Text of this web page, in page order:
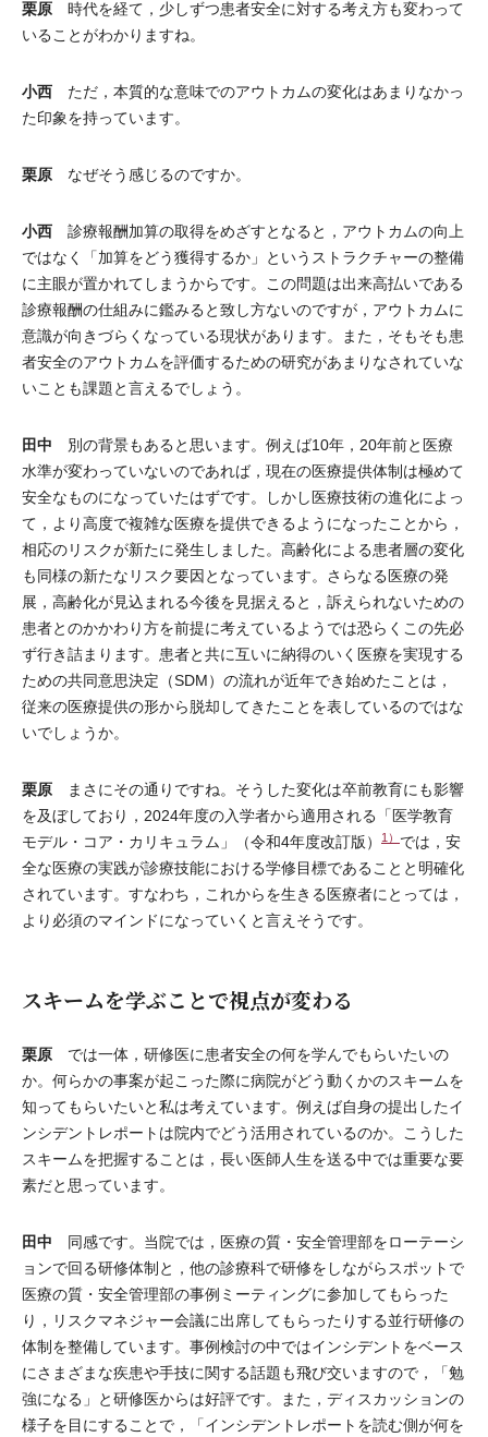
栗原 時代を経て，少しずつ患者安全に対する考え方も変わって
いることがわかりますね。
小西 ただ，本質的な意味でのアウトカムの変化はあまりなかっ
た印象を持っています。
栗原 なぜそう感じるのですか。
小西 診療報酬加算の取得をめざすとなると，アウトカムの向上
ではなく「加算をどう獲得するか」というストラクチャーの整備
に主眼が置かれてしまうからです。この問題は出来高払いである
診療報酬の仕組みに鑑みると致し方ないのですが，アウトカムに
意識が向きづらくなっている現状があります。また，そもそも患
者安全のアウトカムを評価するための研究があまりなされていな
いことも課題と言えるでしょう。
田中 別の背景もあると思います。例えば10年，20年前と医療
水準が変わっていないのであれば，現在の医療提供体制は極めて
安全なものになっていたはずです。しかし医療技術の進化によっ
て，より高度で複雑な医療を提供できるようになったことから，
相応のリスクが新たに発生しました。高齢化による患者層の変化
も同様の新たなリスク要因となっています。さらなる医療の発
展，高齢化が見込まれる今後を見据えると，訴えられないための
患者とのかかわり方を前提に考えているようでは恐らくこの先必
ず行き詰まります。患者と共に互いに納得のいく医療を実現する
ための共同意思決定（SDM）の流れが近年でき始めたことは，
従来の医療提供の形から脱却してきたことを表しているのではな
いでしょうか。
栗原 まさにその通りですね。そうした変化は卒前教育にも影響
を及ぼしており，2024年度の入学者から適用される「医学教育
モデル・コア・カリキュラム」（令和4年度改訂版）
1） では，安
全な医療の実践が診療技能における学修目標であることと明確化
されています。すなわち，これからを生きる医療者にとっては，
より必須のマインドになっていくと言えそうです。
スキームを学ぶことで視点が変わる
栗原 では一体，研修医に患者安全の何を学んでもらいたいの
か。何らかの事案が起こった際に病院がどう動くかのスキームを
知ってもらいたいと私は考えています。例えば自身の提出したイ
ンシデントレポートは院内でどう活用されているのか。こうした
スキームを把握することは，長い医師人生を送る中では重要な要
素だと思っています。
田中 同感です。当院では，医療の質・安全管理部をローテーシ
ョンで回る研修体制と，他の診療科で研修をしながらスポットで
医療の質・安全管理部の事例ミーティングに参加してもらった
り，リスクマネジャー会議に出席してもらったりする並行研修の
体制を整備しています。事例検討の中ではインシデントをベース
にさまざまな疾患や手技に関する話題も飛び交いますので，「勉
強になる」と研修医からは好評です。また，ディスカッションの
様子を目にすることで，「インシデントレポートを読む側が何を